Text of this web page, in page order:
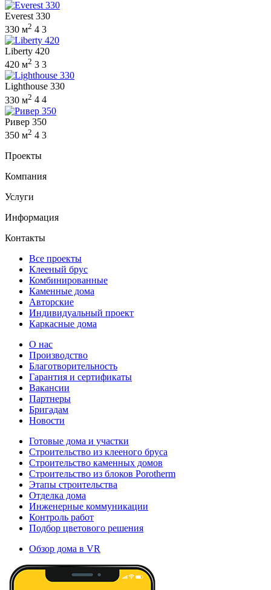
Everest 330
330 м2 4 3
Liberty 420
420 м2 3 3
Lighthouse 330
330 м2 4 4
Ривер 350
350 м2 4 3
Проекты
Компания
Услуги
Информация
Контакты
Все проекты
Клееный брус
Комбинированные
Каменные дома
Авторские
Индивидуальный проект
Каркасные дома
О нас
Производство
Благотворительность
Гарантия и сертификаты
Вакансии
Партнеры
Бригадам
Новости
Готовые дома и участки
Строительство из клееного бруса
Строительство каменных домов
Строительство из блоков Porotherm
Этапы строительства
Отделка дома
Инженерные коммуникации
Контроль работ
Подбор цветового решения
Обзор дома в VR